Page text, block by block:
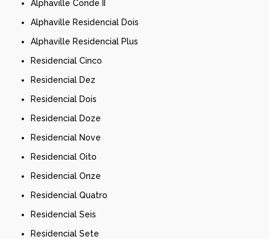
Alphaville Conde II
Alphaville Residencial Dois
Alphaville Residencial Plus
Residencial Cinco
Residencial Dez
Residencial Dois
Residencial Doze
Residencial Nove
Residencial Oito
Residencial Onze
Residencial Quatro
Residencial Seis
Residencial Sete